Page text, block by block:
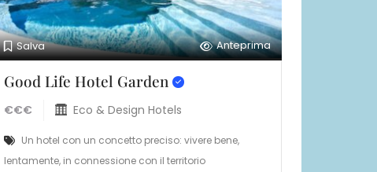
Salva Anteprima
Good Life Hotel Garden
€€€ Eco & Design Hotels
Un hotel con un concetto preciso: vivere bene,
lentamente, in connessione con il territorio